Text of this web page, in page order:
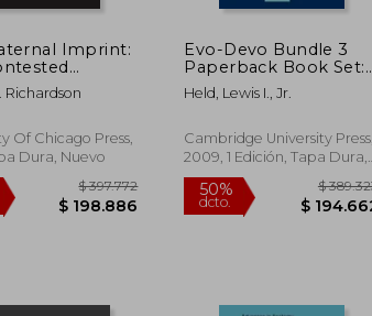
Imprint:
of Maternal-
(en
Richardson
Of Chicago Press,
Dura, Nuevo
Evo-Devo Bundle 3
Paperback Book Set:
Quirks of Human
Anatomy Hardback
Held, Lewis I., Jr.
Cambridge University Press,
2009, 1 Edición, Tapa Dura,
Nuevo